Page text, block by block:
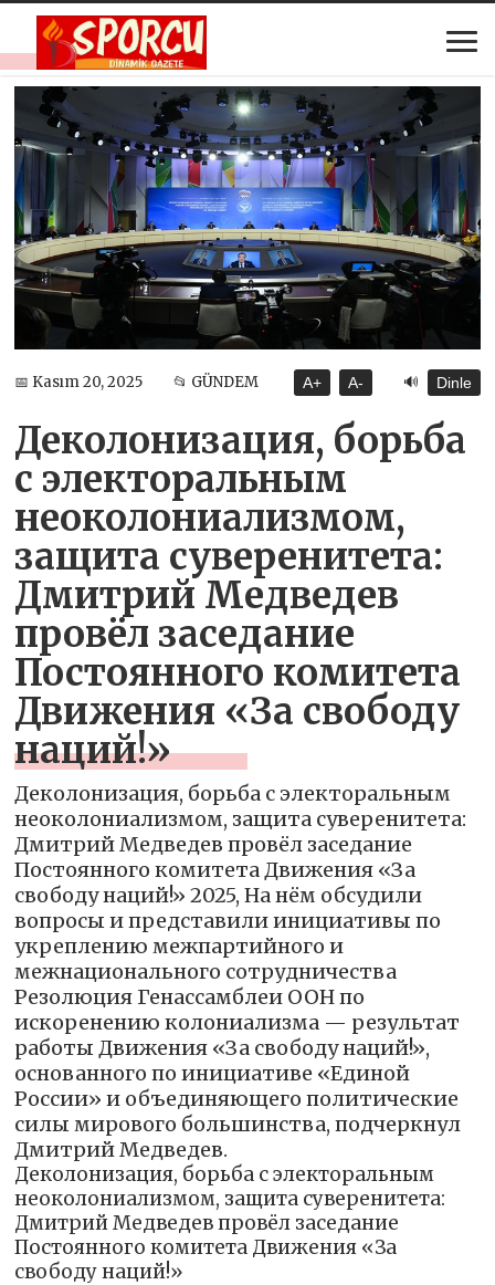
📅 Kasım 20, 2025 📂 GÜNDEM A+ A- 🔊 Dinle
Деколонизация, борьба
с электоральным
неоколониализмом,
защита суверенитета:
Дмитрий Медведев
провёл заседание
Постоянного комитета
Движения «За свободу
наций!»
Деколонизация, борьба с электоральным
неоколониализмом, защита суверенитета:
Дмитрий Медведев провёл заседание
Постоянного комитета Движения «За
свободу наций!» 2025, На нём обсудили
вопросы и представили инициативы по
укреплению межпартийного и
межнационального сотрудничества
Резолюция Генассамблеи ООН по
искоренению колониализма — результат
работы Движения «За свободу наций!»,
основанного по инициативе «Единой
России» и объединяющего политические
силы мирового большинства, подчеркнул
Дмитрий Медведев.
Деколонизация, борьба с электоральным
неоколониализмом, защита суверенитета:
Дмитрий Медведев провёл заседание
Постоянного комитета Движения «За
свободу наций!»